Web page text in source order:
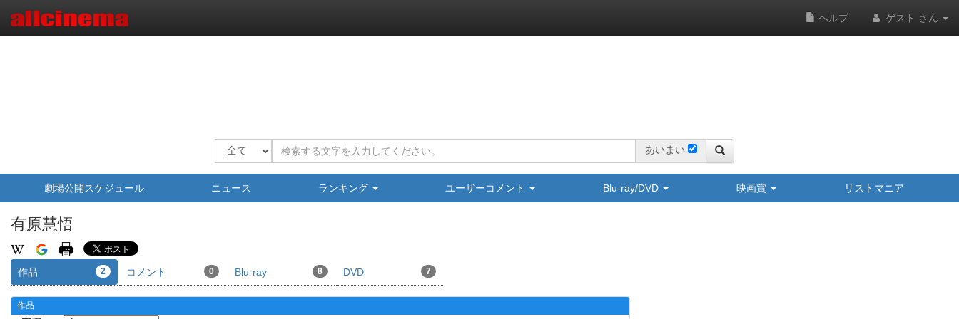
ヘルプ ゲスト さん
あいまい
劇場公開スケジュール ニュース ランキング ユーザーコメント Blu-ray/DVD 映画賞 リストマニア
有原慧悟
作品 2 コメント 0 Blu-ray 8 DVD 7
作品